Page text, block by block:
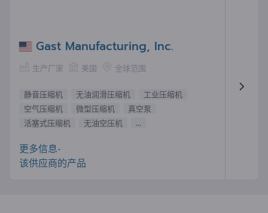
Gast Manufacturing, Inc.
生产厂家 美国 全球范围
静音压缩机 无油润滑压缩机
工业压缩机
空气压缩机
微型压缩机
真空泵
活塞式压缩机
无油空压机 ...
更多信息-
该供应商的产品